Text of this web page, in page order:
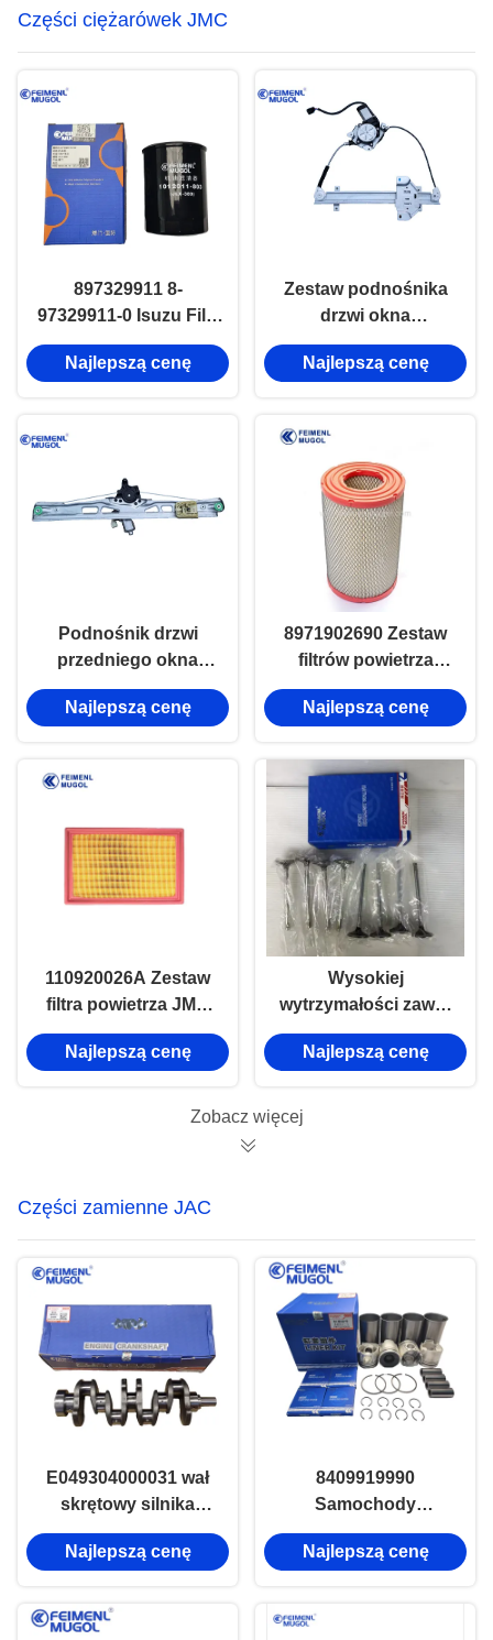
Części ciężarówek JMC
897329911 8-
97329911-0 Isuzu Filtr
oleju silnikowego
Isuzu Truck 600p
Najlepszą cenę
Zestaw podnośnika
drzwi okna
samochodu prawy
tylny JMC X8
Najlepszą cenę
Podnośnik drzwi
przedniego okna
samochodu w prawo
JMC V362 GK29-
Najlepszą cenę
8971902690 Zestaw
filtrów powietrza
kabinowego Isuzu
4JK1 4BC2 4JG1
Najlepszą cenę
110920026A Zestaw
filtra powietrza JMC
Isuzu 4JK1 4BC2
4JG1 C240 Części
Najlepszą cenę
Wysokiej
wytrzymałości zawór
wlewu 1003101RAA
do silników VM425 i
X8 4D25, wyższa
Najlepszą cenę
Zobacz więcej
Części zamienne JAC
E049304000031 wał
skrętowy silnika
wysokoprężnego
JAC1025 JAC1030
samochodowe
Najlepszą cenę
8409919990
Samochody
ciężarowe JAC Części
samochodowe
Najlepszą cenę